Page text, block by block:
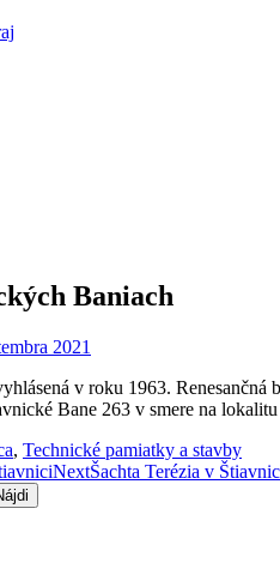
Baniach
2021
v roku 1963.
Bane 263 v smere na
, Technické pamiatky a stavby
NextŠachta Terézia v